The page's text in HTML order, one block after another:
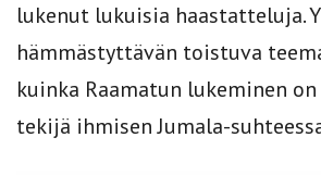
lukenut lukuisia haastatteluja.
hämmästyttävän toistuva
kuinka Raamatun lukeminen
tekijä ihmisen Jumala-